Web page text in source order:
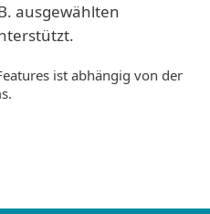
ausgewählten
ist abhängig von der